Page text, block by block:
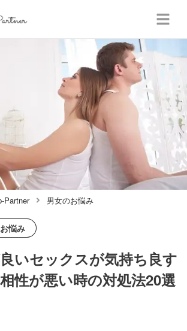
Partner 男女のお悩み
悩み
いセックスが気持ち良す
性が悪い時の対処法20選